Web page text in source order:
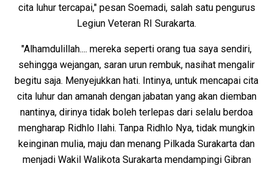
cita luhur tercapai," pesan Soemadi, salah satu pengurus
Legiun Veteran RI Surakarta.
"Alhamdulillah.... mereka seperti orang tua saya sendiri,
sehingga wejangan, saran urun rembuk, nasihat mengalir
begitu saja. Menyejukkan hati. Intinya, untuk mencapai cita
cita luhur dan amanah dengan jabatan yang akan diemban
nantinya, dirinya tidak boleh terlepas dari selalu berdoa
mengharap Ridhlo Ilahi. Tanpa Ridhlo Nya, tidak mungkin
keinginan mulia, maju dan menang Pilkada Surakarta dan
menjadi Wakil Walikota Surakarta mendampingi Gibran